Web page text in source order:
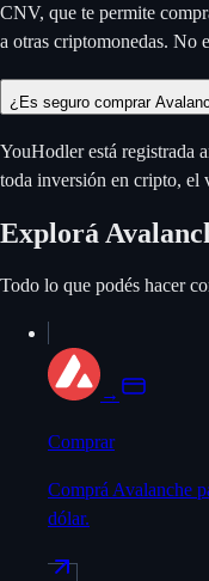
CNV, que te permite
a otras criptomonedas. No
¿Es seguro comprar
YouHodler está registrada
toda inversión en cripto, el
Explorá
Todo lo que podés hacer
→
Comprar
Comprá Avalanche
dólar.